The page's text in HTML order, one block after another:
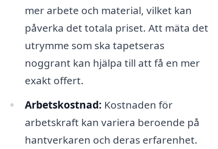
mer arbete och material, vilket kan
påverka det totala priset. Att mäta det
utrymme som ska tapetseras
noggrant kan hjälpa till att få en mer
exakt offert.
Arbetskostnad: Kostnaden för
arbetskraft kan variera beroende på
hantverkaren och deras erfarenhet.